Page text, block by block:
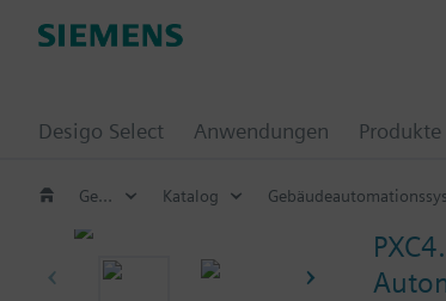
Desigo Select Anwendungen Produkte
Gebäude –Automationssysteme Katalog